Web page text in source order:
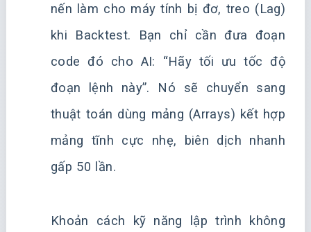
nến làm cho máy tính bị đơ, treo (Lag)
khi Backtest. Bạn chỉ cần đưa đoạn
code đó cho AI: “Hãy tối ưu tốc độ
đoạn lệnh này”. Nó sẽ chuyển sang
thuật toán dùng mảng (Arrays) kết hợp
mảng tĩnh cực nhẹ, biên dịch nhanh
gấp 50 lần.
Khoản cách kỹ năng lập trình không